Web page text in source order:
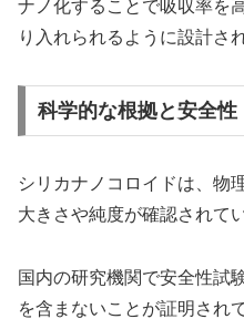
ナノ化することで吸収率を
り入れられるように設計さ
科学的な根拠と安全性
シリカナノコロイドは、物
大きさや純度が確認されてい
国内の研究機関で安全性試
を含まないことが証明され